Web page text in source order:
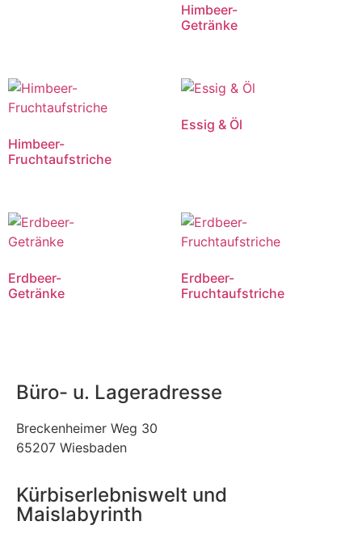
Himbeer-
Getränke
Himbeer-
Fruchtaufstriche
Essig & Öl
Erdbeer-
Getränke
Erdbeer-
Fruchtaufstriche
Büro- u. Lageradresse
Breckenheimer Weg 30
65207 Wiesbaden
Kürbiserlebniswelt und
Maislabyrinth